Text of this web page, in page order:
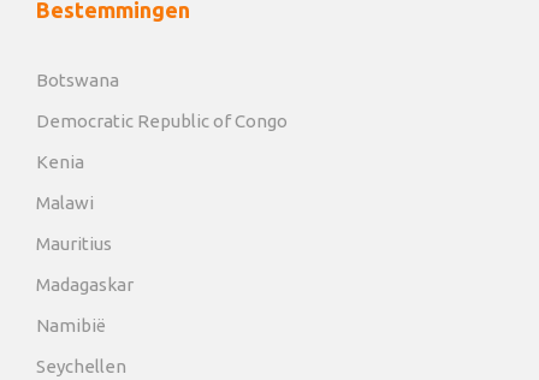
Bestemmingen
Botswana
Democratic Republic of Congo
Kenia
Malawi
Mauritius
Madagaskar
Namibië
Seychellen